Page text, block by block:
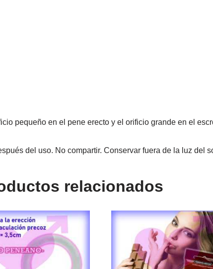
pequeño en el pene erecto y el orificio grande en el
del uso. No compartir. Conservar fuera de la luz del
relacionados